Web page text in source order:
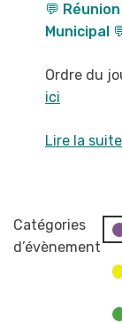
💬
Municipal
Ordre du
ici
Lire la suite
Catégories
d’évènement